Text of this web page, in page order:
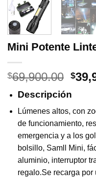
Mini Potente
$69,900.00
was:
$
Descripción
Lúmenes altos, con
de funcionamiento,
emergencia y a los
bolsillo, Samll Mini,
aluminio, interruptor
regalo.Se recarga por